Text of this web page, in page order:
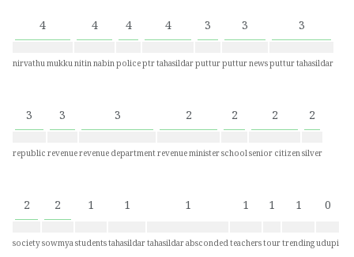
4
nirvathu mukku
4
nitin nabin
4
police
4
ptr tahasildar
3
puttur
3
puttur news
3
puttur tahasildar
3
republic
3
revenue
3
revenue department
2
revenue minister
2
school
2
senior citizen
2
silver
2
society
2
sowmya
1
students
1
tahasildar
1
tahasildar absconded
1
teachers
1
tour
1
trending
0
udupi